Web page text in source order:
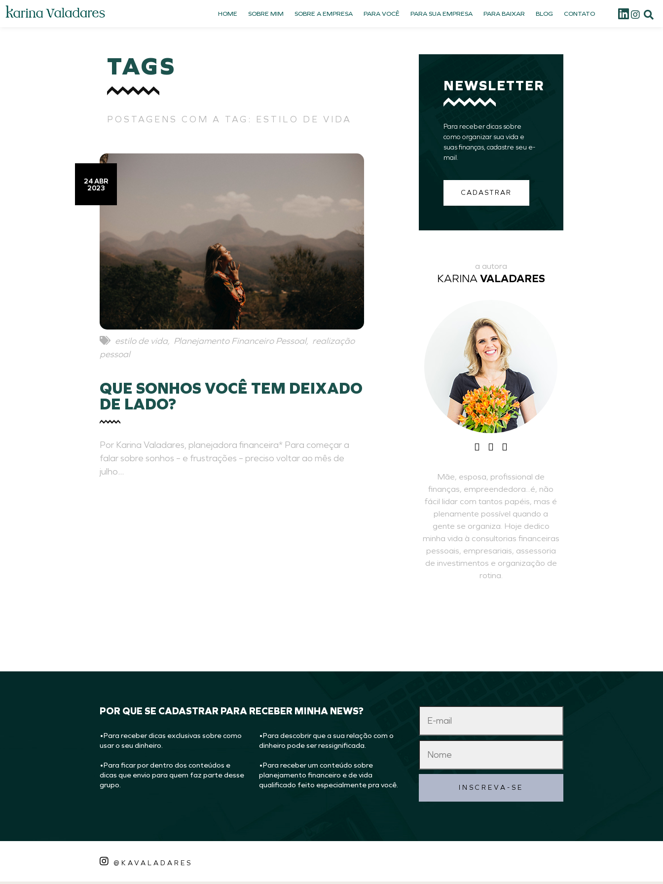
HOME SOBRE MIM SOBRE A EMPRESA PARA VOCÊ PARA SUA EMPRESA PARA BAIXAR BLOG CONTATO
TAGS
POSTAGENS COM A TAG: ESTILO DE VIDA
24 ABR
2023
estilo de vida, Planejamento Financeiro Pessoal, realização
pessoal
QUE SONHOS VOCÊ TEM DEIXADO
DE LADO?
Por Karina Valadares, planejadora financeira* Para começar a
falar sobre sonhos – e frustrações – preciso voltar ao mês de
julho...
NEWSLETTER
Para receber dicas sobre
como organizar sua vida e
suas finanças, cadastre seu e-
mail.
CADASTRAR
a autora
KARINAVALADARES
Mãe, esposa, profissional de
finanças, empreendedora...é, não
fácil lidar com tantos papéis, mas é
plenamente possível quando a
gente se organiza. Hoje dedico
minha vida à consultorias financeiras
pessoais, empresariais, assessoria
de investimentos e organização de
rotina.
POR QUE SE CADASTRAR PARA RECEBER MINHA NEWS?
•Para receber dicas exclusivas sobre como
usar o seu dinheiro.
•Para ficar por dentro dos conteúdos e
dicas que envio para quem faz parte desse
grupo.
•Para descobrir que a sua relação com o
dinheiro pode ser ressignificada.
•Para receber um conteúdo sobre
planejamento financeiro e de vida
qualificado feito especialmente pra você.
@KAVALADARES